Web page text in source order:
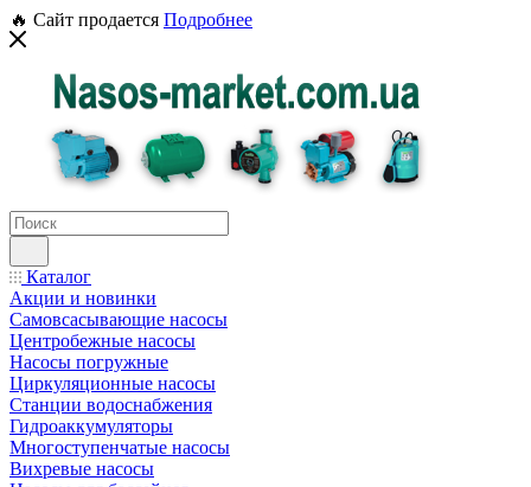
🔥 Сайт продается Подробнее
Каталог
Акции и новинки
Самовсасывающие насосы
Центробежные насосы
Насосы погружные
Циркуляционные насосы
Станции водоснабжения
Гидроаккумуляторы
Многоступенчатые насосы
Вихревые насосы